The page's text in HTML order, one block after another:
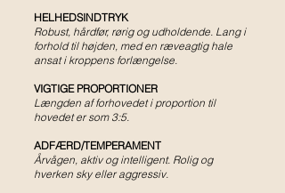
HELHEDSINDTRYK
Robust, hårdfør, rørig og udholdende. Lang i
forhold til højden, med en ræveagtig hale
ansat i kroppens forlængelse.
VIGTIGE PROPORTIONER
Længden af forhovedet i proportion til
hovedet er som 3:5.
ADFÆRD/TEMPERAMENT
Årvågen, aktiv og intelligent. Rolig og
hverken sky eller aggressiv.